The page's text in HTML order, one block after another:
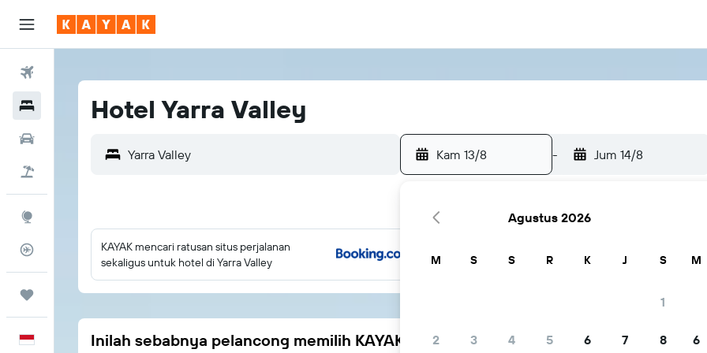
Pantau Pesawat
Bahasa Indonesia
Hotel Yarra Valley
Kam 13/8 - Jum 14/8
KAYAK mencari ratusan situs perjalanan
sekaligus untuk hotel di Yarra Valley
Inilah sebabnya pelancong memilih KAYAK
Agustus 2026
M S S R K J S
1
2 3 4 5 6 7 8
M
6